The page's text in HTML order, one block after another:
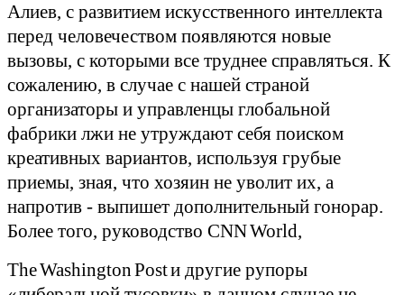
Алиев, с развитием искусственного интеллекта
перед человечеством появляются новые
вызовы, с которыми все труднее справляться. К
сожалению, в случае с нашей страной
организаторы и управленцы глобальной
фабрики лжи не утруждают себя поиском
креативных вариантов, используя грубые
приемы, зная, что хозяин не уволит их, а
напротив - выпишет дополнительный гонорар.
Более того, руководство CNNWorld,
TheWashingtonPostи другие рупоры